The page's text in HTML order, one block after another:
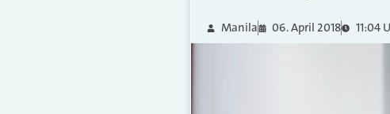
Manila 06. April 2018 11:04